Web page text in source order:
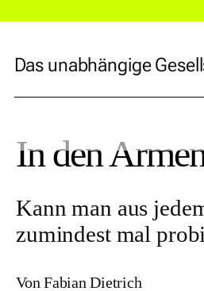
Das unabhängige
In den
Kann man aus
zumindest mal
Von Fabian Dietrich